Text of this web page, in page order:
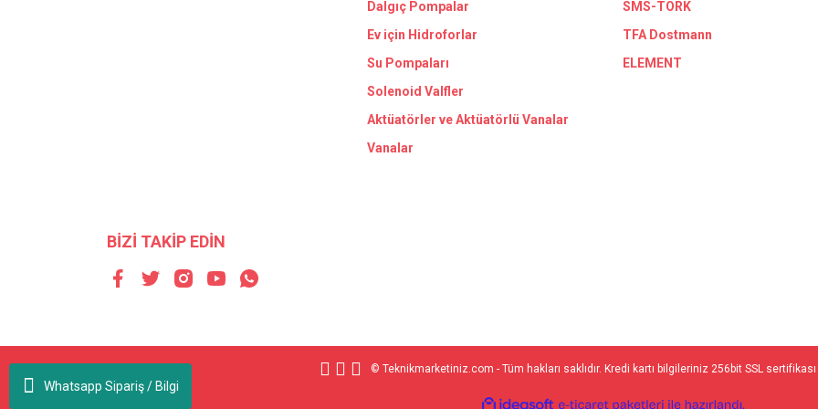
Whatsapp Sipariş / Bilgi
Dalgıç Pompalar
Ev için Hidroforlar
Su Pompaları
Solenoid Valfler
Aktüatörler ve Aktüatörlü Vanalar
Vanalar
SMS-TORK
TFA Dostmann
ELEMENT
BİZİ TAKİP EDİN
© Teknikmarketiniz.com - Tüm hakları saklıdır. Kredi kartı bilgileriniz 256bit SSL
ideasoft e-